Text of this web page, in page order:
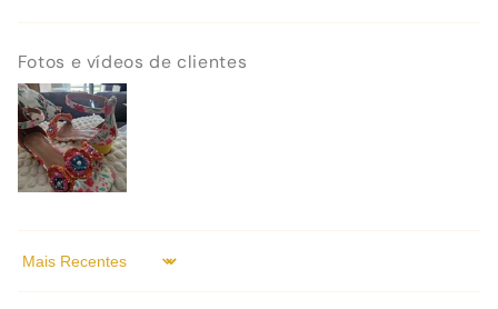
Fotos e vídeos de clientes
Sort by